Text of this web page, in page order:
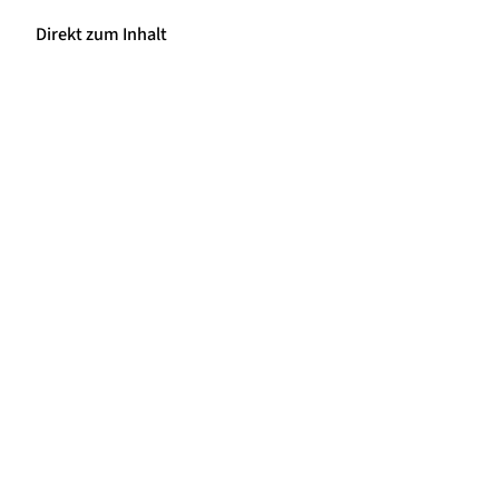
Direkt zum Inhalt